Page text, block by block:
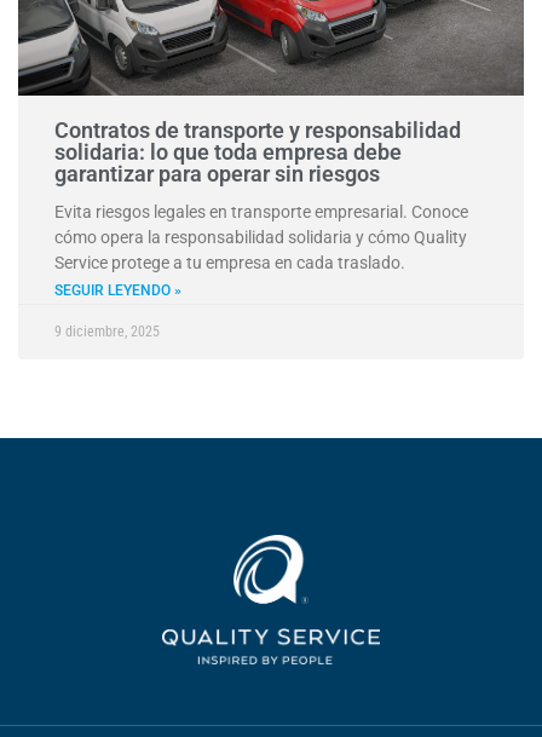
Contratos de transporte y responsabilidad
solidaria: lo que toda empresa debe
garantizar para operar sin riesgos
Evita riesgos legales en transporte empresarial. Conoce
cómo opera la responsabilidad solidaria y cómo Quality
Service protege a tu empresa en cada traslado.
SEGUIR LEYENDO »
9 diciembre, 2025